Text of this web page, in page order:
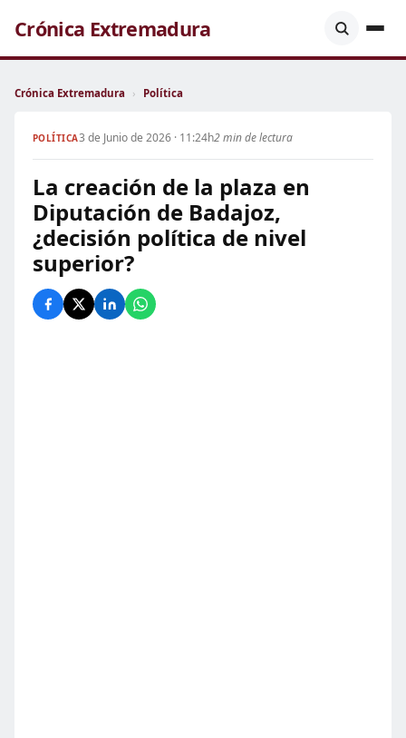
Crónica Extremadura
Crónica Extremadura › Política
POLÍTICA3 de Junio de 2026 · 11:24h2 min de lectura
La creación de la plaza en
Diputación de Badajoz,
¿decisión política de nivel
superior?